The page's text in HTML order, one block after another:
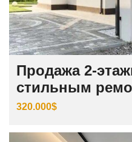
Продажа 2-
стильным
320.000$